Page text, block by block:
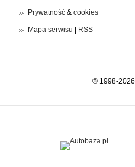
Prywatność& cookies
Mapa serwisu RSS
© 1998-2026